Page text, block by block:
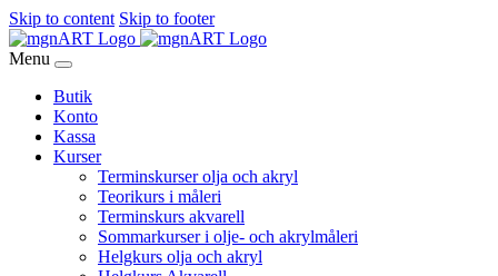
Skip to content Skip to footer
Menu
Butik
Konto
Kassa
Kurser
Terminskurser olja och akryl
Teorikurs i måleri
Terminskurs akvarell
Sommarkurser i olje- och akrylmåleri
Helgkurs olja och akryl